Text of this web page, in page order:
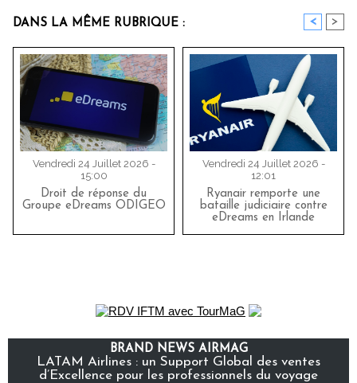
DANS LA MÊME RUBRIQUE : < >
Vendredi 24 Juillet 2026 -
15:00
Droit de réponse du
Groupe eDreams ODIGEO
Vendredi 24 Juillet 2026 -
12:01
Ryanair remporte une
bataille judiciaire contre
eDreams en Irlande
BRAND NEWS AIRMAG
LATAM Airlines : un Support Global des ventes
d’Excellence pour les professionnels du voyage